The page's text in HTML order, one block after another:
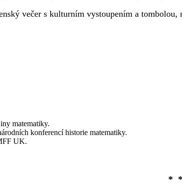
večer s kulturním vystoupením a tombolou,
matematiky.
konferencí historie matematiky.
UK.
* *